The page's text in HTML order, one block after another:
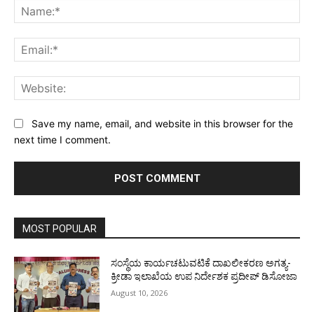
Save my name, email, and website in this browser for the
next time I comment.
MOST POPULAR
ಸಂಸ್ಥೆಯ ಕಾರ್ಯಚಟುವಟಿಕೆ ದಾಖಲೀಕರಣ ಅಗತ್ಯ-
ಕ್ರೀಡಾ ಇಲಾಖೆಯ ಉಪ ನಿರ್ದೇಶಕ ಪ್ರದೀಪ್ ಡಿಸೋಜಾ
August 10, 2026